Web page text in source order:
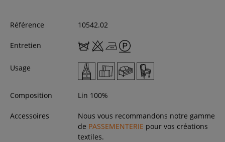
Référence 10542.02
Entretien
Usage
Composition Lin 100%
Accessoires
Nous vous recommandons notre gamme
de PASSEMENTERIE pour vos créations
textiles.